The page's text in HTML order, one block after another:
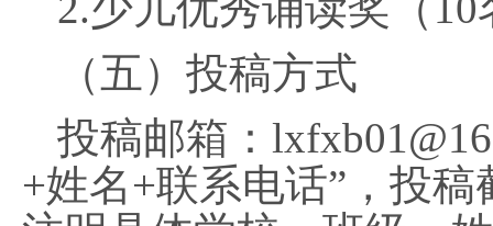
（五）投稿方式
投稿邮箱：
+姓名+联系电话”，投